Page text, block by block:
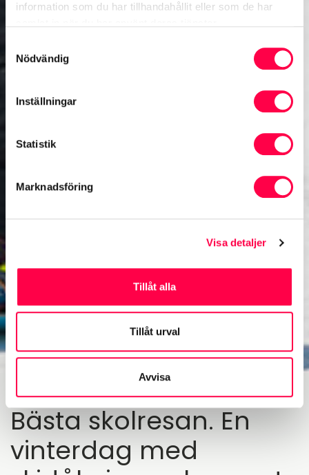
information som du har tillhandahållit eller som de har
Nödvändig
Inställningar
Statistik
Marknadsföring
Visa detaljer
Tillåt alla
Tillåt urval
Avvisa
Bästa skolresan. En
vinterdag med